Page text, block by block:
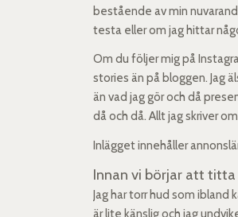
bestående av min
testa eller om jag hittar
Om du följer mig på
stories än på bloggen. Jag
än vad jag gör och då
då och då. Allt jag skriver
Inlägget innehåller
Innan vi börjar att
Jag har torr hud som ibland
är lite känslig och jag